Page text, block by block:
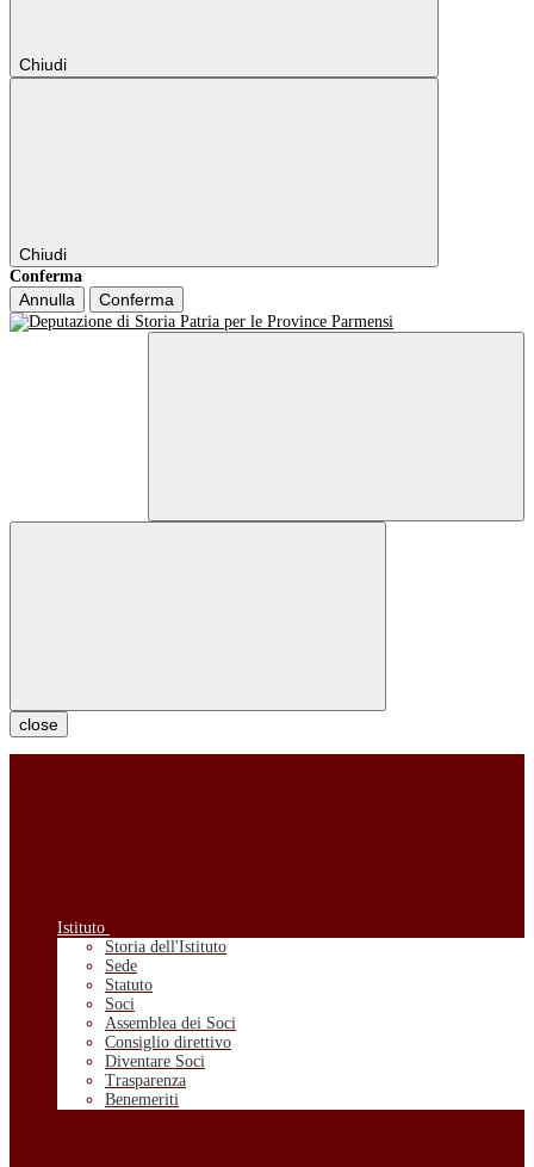
Chiudi
Chiudi
Conferma
Annulla Conferma
close
Istituto
Storia dell'Istituto
Sede
Statuto
Soci
Assemblea dei Soci
Consiglio direttivo
Diventare Soci
Trasparenza
Benemeriti